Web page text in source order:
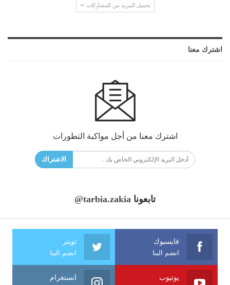
تحميل المزيد من المشاركات
اشترك معنا
اشترك معنا من أجل مواكبة التطورات
الاشتراك
تابعونا @tarbia.zakia
فايسبوك
انضم الينا
تويتر
انضم الينا
يوتيوب انستغرام